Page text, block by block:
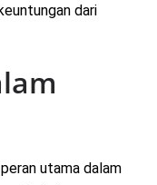
dari
utama dalam